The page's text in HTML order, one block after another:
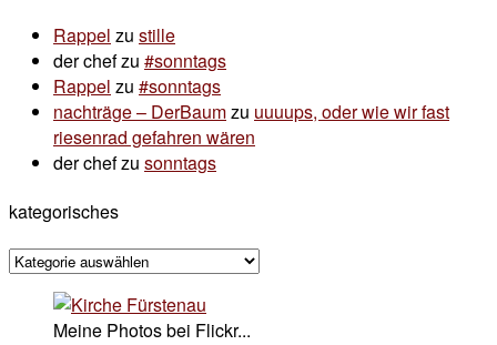
Rappel zu stille
der chefzu #sonntags
Rappel zu #sonntags
nachträge – DerBaumzu uuuups, oder wie wir fast
riesenrad gefahren wären
der chefzu sonntags
kategorisches
kategorisches
Meine Photos bei Flickr...